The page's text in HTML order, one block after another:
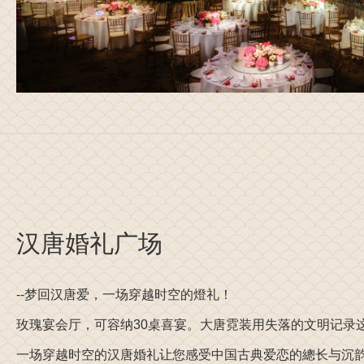
汉唐婚礼广场
--梦回汉唐爱，一场穿越时空的燈礼！
玫瑰宴会厅，可容纳30桌喜宴。大唐霓装用失落的文明记录
一场穿越时空的汉唐婚礼让您感受中国古典爱恋的總长与沉